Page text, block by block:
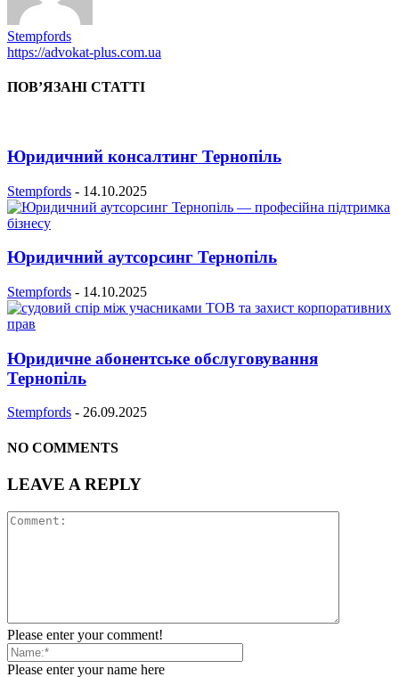
Stempfords
https://advokat-plus.com.ua
ПОВ’ЯЗАНІ СТАТТІ
Юридичний консалтинг Тернопіль
Stempfords - 14.10.2025
Юридичний аутсорсинг Тернопіль
Stempfords - 14.10.2025
Юридичне абонентське обслуговування
Тернопіль
Stempfords - 26.09.2025
NO COMMENTS
LEAVE A REPLY
Please enter your comment!
Please enter your name here